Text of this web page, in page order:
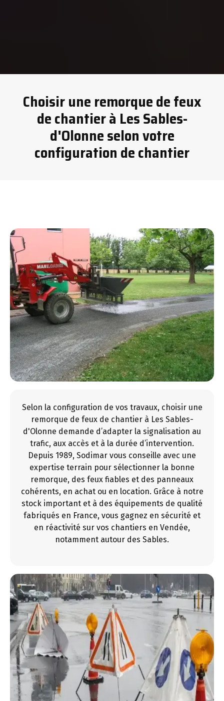
Choisir une remorque de feux
de chantier à Les Sables-
d'Olonne selon votre
configuration de chantier
Selon la configuration de vos travaux, choisir une
remorque de feux de chantier à Les Sables-
d'Olonne demande d’adapter la signalisation au
trafic, aux accès et à la durée d’intervention.
Depuis 1989, Sodimar vous conseille avec une
expertise terrain pour sélectionner la bonne
remorque, des feux fiables et des panneaux
cohérents, en achat ou en location. Grâce à notre
stock important et à des équipements de qualité
fabriqués en France, vous gagnez en sécurité et
en réactivité sur vos chantiers en Vendée,
notamment autour des Sables.